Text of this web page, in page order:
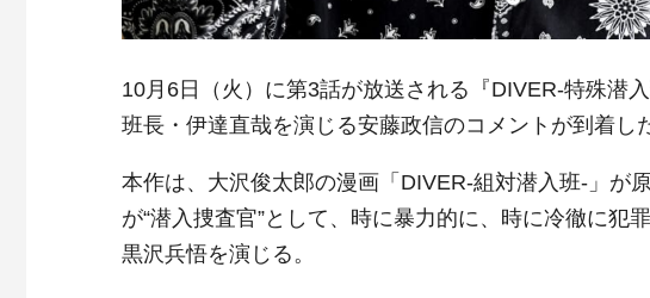
10月6日（火）に第3話が放送される『DIVER‐特殊潜
班長・伊達直哉を演じる安藤政信のコメントが到着し
本作は、大沢俊太郎の漫画「DIVER-組対潜入班-」が
が“潜入捜査官”として、時に暴力的に、時に冷徹に犯
黒沢兵悟を演じる。